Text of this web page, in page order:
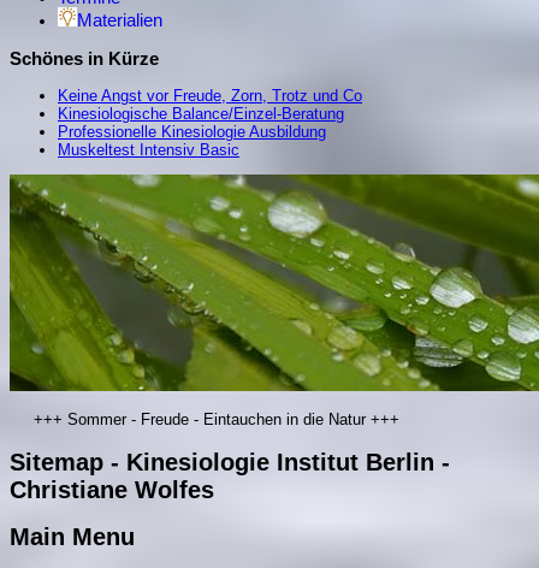
Materialien
Schönes in Kürze
Keine Angst vor Freude, Zorn, Trotz und Co
Kinesiologische Balance/Einzel-Beratung
Professionelle Kinesiologie Ausbildung
Muskeltest Intensiv Basic
+++ Sommer - Freude - Eintauchen in die Natur +++
Sitemap - Kinesiologie Institut Berlin -
Christiane Wolfes
Main Menu